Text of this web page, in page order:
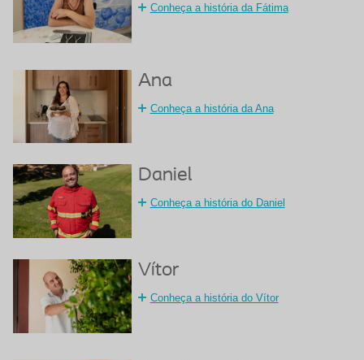
Conheça a história da Fátima
Ana
Conheça a história da Ana
Daniel
Conheça a história do Daniel
Vítor
Conheça a história do Vítor